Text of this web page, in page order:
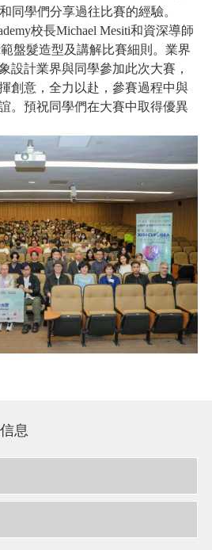
同學們分享過往比賽的經驗。
校長Michael Mesiti和資深導師
盤髮造型及講解比賽細則。業界
設計業界與同學參加此次大賽，
創意，全力以赴，參賽過程中與
。預祝同學們在大賽中取得優異
息